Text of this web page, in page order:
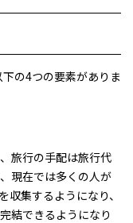
の4つの要素がありま
旅行の手配は旅行代
現在では多くの人が
集するようになり、
結できるようになり